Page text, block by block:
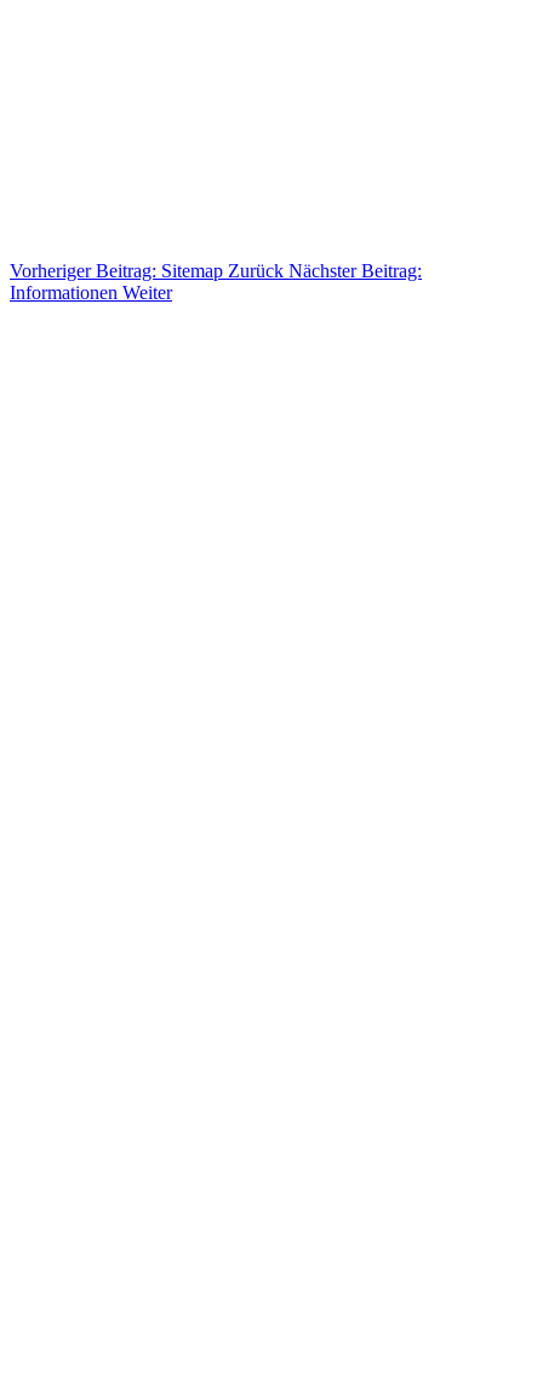
Vorheriger Beitrag: Sitemap Zurück Nächster Beitrag:
Informationen Weiter